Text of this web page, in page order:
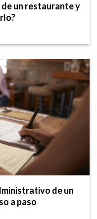
de un restaurante y
de un
a paso